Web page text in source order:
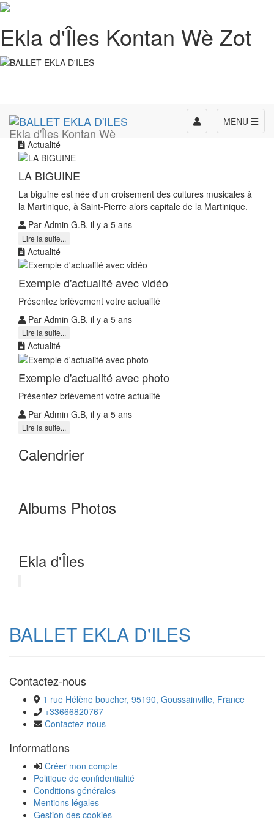
Ekla d'Îles Kontan Wè Zot
Ekla d'Îles Kontan Wè
MENU
Toggle
navigation
Actualité
LA BIGUINE
La biguine est née d'un croisement des cultures musicales à
la Martinique, à Saint-Pierre alors capitale de la Martinique.
Par Admin G.B, il y a 5 ans
Lire la suite...
Actualité
Exemple d'actualité avec vidéo
Présentez brièvement votre actualité
Par Admin G.B, il y a 5 ans
Lire la suite...
Actualité
Exemple d'actualité avec photo
Présentez brièvement votre actualité
Par Admin G.B, il y a 5 ans
Lire la suite...
Calendrier
Albums Photos
Ekla d'Îles
BALLET EKLA D'ILES
Contactez-nous
1 rue Hélène boucher, 95190, Goussainville, France
+33666820767
Contactez-nous
Informations
Créer mon compte
Politique de confidentialité
Conditions générales
Mentions légales
Gestion des cookies